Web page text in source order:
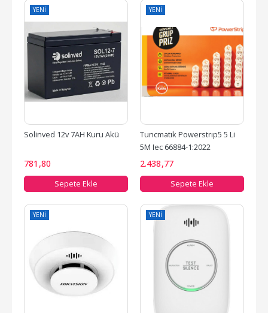
YENI
Solinved 12v 7AH Kuru Akü
781 ,80
Sepete Ekle
YENI
Tuncmatık Powerstrıp5 5 Li
5M Iec 66884-1:2022
Standartı, Fr(Alev...
2.438,77
Sepete Ekle
YENI YENI